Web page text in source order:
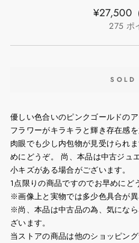
通
¥27,500
275 ポ
SOLD
優しい色合いのピンクゴールドの
フラワーがキラキラと輝き存在感
肉眼でも少し内包物が見受けられ
めにどうぞ。 尚、本品は中古ジュ
小キズがある場合がございます。
1点限りの商品ですのでお早めにど
※画像上と実物では多少色具合が
※尚、本品は中古品の為、気にな
ざいます。
当ストアの商品は他のショッピン